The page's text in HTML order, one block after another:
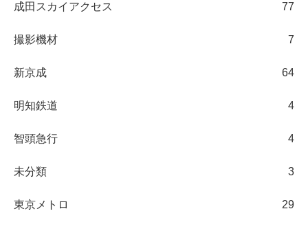
成田スカイアクセス 77
撮影機材 7
新京成 64
明知鉄道 4
智頭急行 4
未分類 3
東京メトロ 29